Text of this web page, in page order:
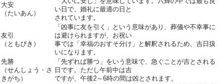
大安
（たいあん）
い日で、婚礼に最適の日と
されています。
友引
（ともびき）
「凶事に友を引く」という意味があり、葬儀や不幸事に
は避けられますが、お祝い
事では「幸福のおすそ分け」と解釈されるため、吉日扱
いになります。
先勝
（せんしょう・さ
きがち）
「先ずれば勝つ」をいう意味で、急ぐことが吉とされる
日です。ただし午前中は吉
ですが、午後2～6時の間は凶とされます。